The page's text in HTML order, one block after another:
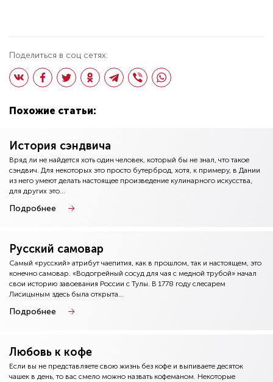
Поделиться в соц сетях:
Похожие статьи:
История сэндвича
Вряд ли не найдется хоть один человек, который бы не знал, что такое
сэндвич. Для некоторых это просто бутерброд, хотя, к примеру, в Дании
из него умеют делать настоящее произведение кулинарного искусства,
для других это...
Подробнее
Русский самовар
Самый «русский» атрибут чаепития, как в прошлом, так и настоящем, это
конечно самовар. «Водогрейный сосуд для чая с медной трубой» начал
свои историю завоевания России с Тулы. В 1778 году слесарем
Лисицыным здесь была открыта...
Подробнее
Любовь к кофе
Если вы не представляете свою жизнь без кофе и выпиваете десяток
чашек в день, то вас смело можно назвать кофеманом. Некоторые